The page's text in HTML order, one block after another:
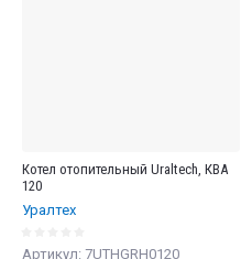
Котел отопительный Uraltech, КВА
120
Уралтех
Артикул: 7UTHGRH0120